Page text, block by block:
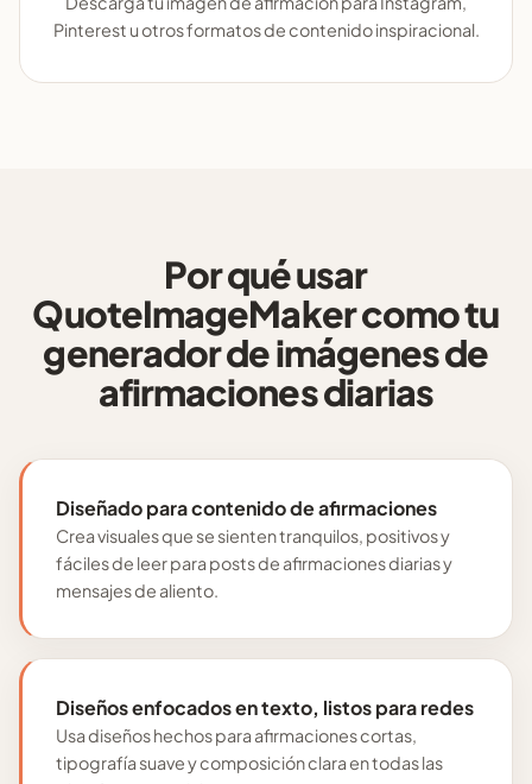
Pinterest u otros formatos de contenido inspiracional.
Por qué usar
QuoteImageMaker como tu
generador de imágenes de
afirmaciones diarias
Diseñado para contenido de afirmaciones
Crea visuales que se sienten tranquilos, positivos y
fáciles de leer para posts de afirmaciones diarias y
mensajes de aliento.
Diseños enfocados en texto, listos para redes
Usa diseños hechos para afirmaciones cortas,
tipografía suave y composición clara en todas las